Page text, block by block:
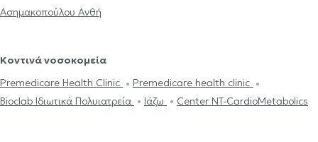
Ασημακοπούλου Ανθή
Κοντινά νοσοκομεία
Premedicare Health Clinic
Premedicare health clinic
Bioclab Ιδιωτικά Πολυιατρεία
Ιάζω Center NT-CardioMetabolics